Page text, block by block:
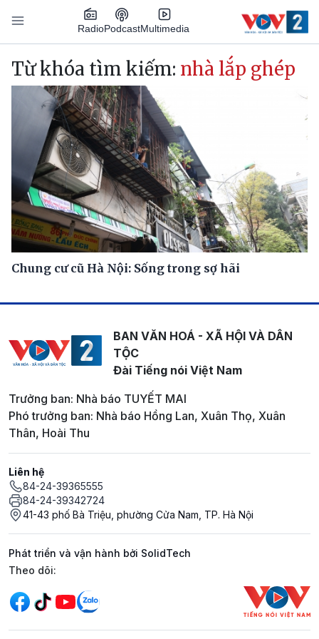
Nhảy đến nội dung
RadioPodcastMultimedia
Main navigation
Từ khóa tìm kiếm: nhà lắp ghép
Chung cư cũ Hà Nội: Sống trong sợ hãi
BAN VĂN HOÁ - XÃ HỘI VÀ DÂN
TỘC
Đài Tiếng nói Việt Nam
Trưởng ban: Nhà báo TUYẾT MAI
Phó trưởng ban: Nhà báo Hồng Lan, Xuân Thọ, Xuân
Thân, Hoài Thu
Liên hệ
84-24-39365555
84-24-39342724
41-43 phố Bà Triệu, phường Cửa Nam, TP. Hà Nội
Phát triển và vận hành bởi SolidTech
Mạng xã hội
Theo dõi: